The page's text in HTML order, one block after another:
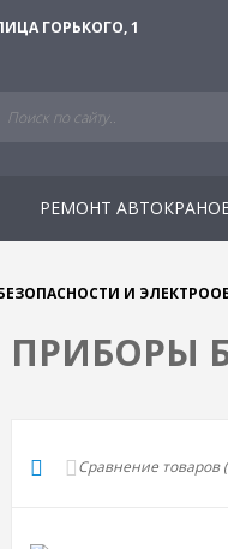
ГОРЬКОГО, 1
РЕМОНТ
И
ПРИБОРЫ
Сравнение товаров